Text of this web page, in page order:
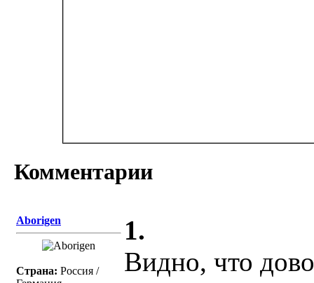
Комментарии
Aborigen
Страна: Россия /
1.
Видно, что